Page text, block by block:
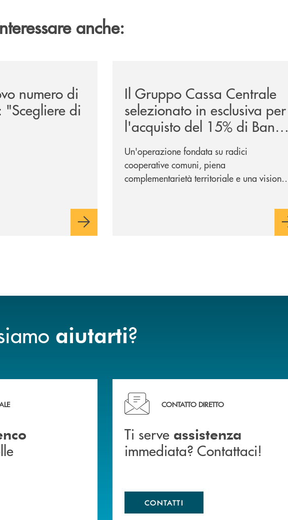
anche:
numero di
"Scegliere di
Il Gruppo Cassa Centrale
selezionato in esclusiva per
l'acquisto del 15% di Banca
Cambiano 1884
Un'operazione fondata su radici
cooperative comuni, piena
complementarietà territoriale e una visione
aiutarti?
delle nostre&nbsp; filiali . Ti serve assistenza immediata? Contattaci!
CONTATTO DIRETTO
Ti serve assistenza
immediata? Contattaci!
CONTATTI